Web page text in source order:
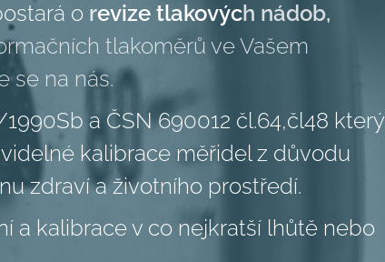
o revize tlakových nádob,
tlakoměrů ve Vašem
se na nás.
a ČSN 690012 čl.64,čl48 který
kalibrace měřidel z důvodu
zdraví a životního prostředí.
a kalibrace v co nejkratší lhůtě nebo